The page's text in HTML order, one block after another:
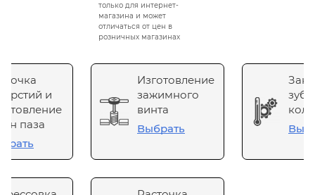
только для интернет-
магазина и может
отличаться от цен в
розничных магазинах
и
паза
Изготовление
зажимного
винта
Выбрать